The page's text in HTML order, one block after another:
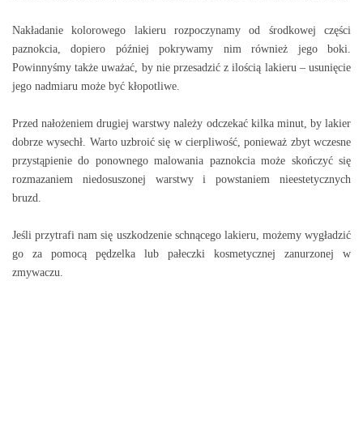
Nakładanie kolorowego lakieru rozpoczynamy od środkowej części
paznokcia, dopiero później pokrywamy nim również jego boki.
Powinnyśmy także uważać, by nie przesadzić z ilością lakieru – usunięcie
jego nadmiaru może być kłopotliwe.
Przed nałożeniem drugiej warstwy należy odczekać kilka minut, by lakier
dobrze wysechł. Warto uzbroić się w cierpliwość, ponieważ zbyt wczesne
przystąpienie do ponownego malowania paznokcia może skończyć się
rozmazaniem niedosuszonej warstwy i powstaniem nieestetycznych
bruzd.
Jeśli przytrafi nam się uszkodzenie schnącego lakieru, możemy wygładzić
go za pomocą pędzelka lub pałeczki kosmetycznej zanurzonej w
zmywaczu.